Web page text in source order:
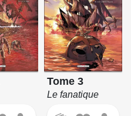
Tome 3
Le fanatique